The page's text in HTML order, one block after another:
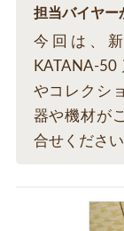
担当バイヤー
今回は、
KATANA-
やコレクシ
器や機材が
合せください